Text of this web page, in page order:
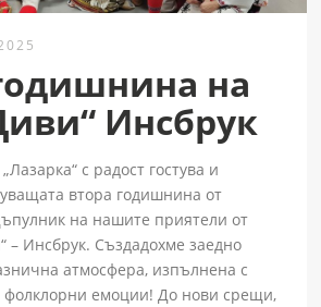
на
Инсбрук
с радост гостува и
втора годишнина от
на нашите приятели от
– Инсбрук. Създадохме заедно
атмосфера, изпълнена с
фолклорни емоции! До нови срещи,